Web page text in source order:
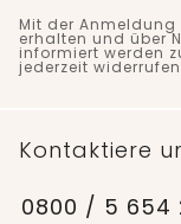
Mit der Anmeldung
erhalten und über
informiert werden
jederzeit
Kontaktiere
0800 / 5 654